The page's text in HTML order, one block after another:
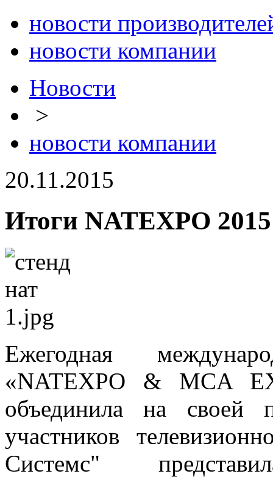
новости
новости компании
Новости
>
новости компании
20.11.2015
Итоги NATEXPO 2015
Ежегодная
«NATEXPO & MCA
объединила на своей
участников
Системс"